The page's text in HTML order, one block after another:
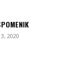
2020